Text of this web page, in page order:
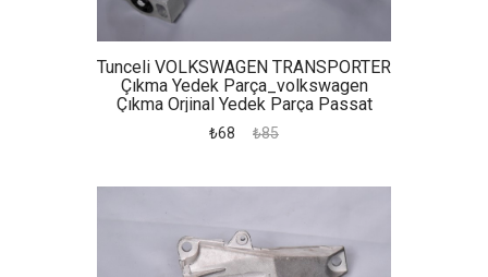
Tunceli VOLKSWAGEN TRANSPORTER
Çıkma Yedek Parça_volkswagen
Çıkma Orjinal Yedek Parça Passat
Tabla 2006
₺68 ₺85